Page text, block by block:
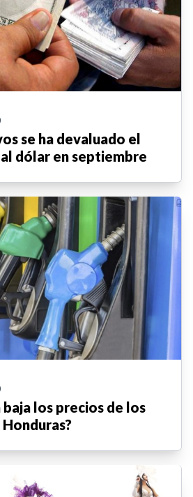
se ha devaluado el
dólar en septiembre
baja los precios de los